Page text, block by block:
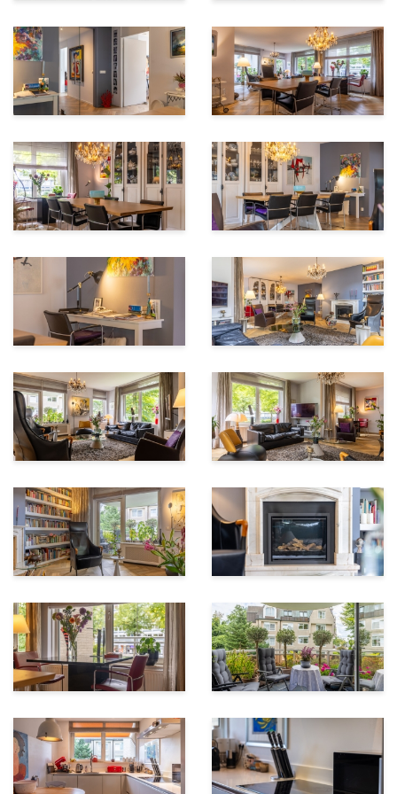
cultuur dichtbij heeft.
Bijzonderheden:
-Hoogwaardig afgewerkt appartement met
visgraatvloer
-Luxe keuken (2016) met moderne inbouwapparatuur
-Moderne badkamer
-Gelegen aan één van de mooiste lanen van Apeldoorn
-Nabij centrum, Schouwburg Orpheus, Oranjepark en
Paleis Het Loo
-De woning beschikt over een eigen parkeerplaats en
een separate berging in de ondergelegen
parkeergarage.
Kortom: dit appartement aan de Loolaan 20-D is de
ideale combinatie van stijl, comfort en toplocatie. Een
unieke kans voor wie op zoek is naar luxe en smaakvol
wonen in het hart van Apeldoorn.
Interesse?
Bel 055 – 760 1777 of mail apeldoorn@iqmakelaars.nl.
We plannen graag een bezichtiging!